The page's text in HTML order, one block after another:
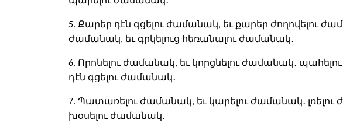
5. Քարեր դէն գցելու ժամանակ, եւ քարեր ժողովելու
ժամանակ, եւ գրկելուց հեռանալու ժամանակ․
6. Որոնելու ժամանակ, եւ կորցնելու ժամանակ․
դէն գցելու ժամանակ․
7. Պատառելու ժամանակ, եւ կարելու ժամանակ․ լռելու
խօսելու ժամանակ․